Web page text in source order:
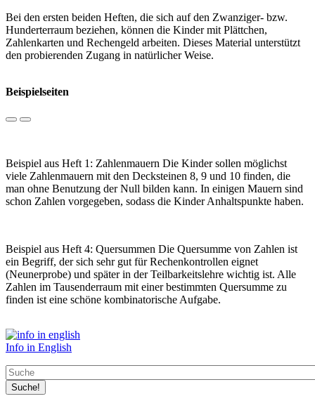
Bei den ersten beiden Heften, die sich auf den Zwanziger- bzw.
Hunderterraum beziehen, können die Kinder mit Plättchen,
Zahlenkarten und Rechengeld arbeiten. Dieses Material unterstützt
den probierenden Zugang in natürlicher Weise.
Beispielseiten
Vorherige
Nächste
Beispiel aus Heft 1: Zahlenmauern Die Kinder sollen möglichst
viele Zahlenmauern mit den Decksteinen 8, 9 und 10 finden, die
man ohne Benutzung der Null bilden kann. In einigen Mauern sind
schon Zahlen vorgegeben, sodass die Kinder Anhaltspunkte haben.​
Beispiel aus Heft 4: Quersummen ​​Die Quersumme von Zahlen ist
ein Begriff, der sich sehr gut für Rechenkontrollen eignet
(Neunerprobe) und später in der Teilbarkeitslehre wichtig ist. Alle
Zahlen im Tausenderraum mit einer bestimmten Quersumme zu
finden ist eine schöne kombinatorische Aufgabe.
Info in English
Suche